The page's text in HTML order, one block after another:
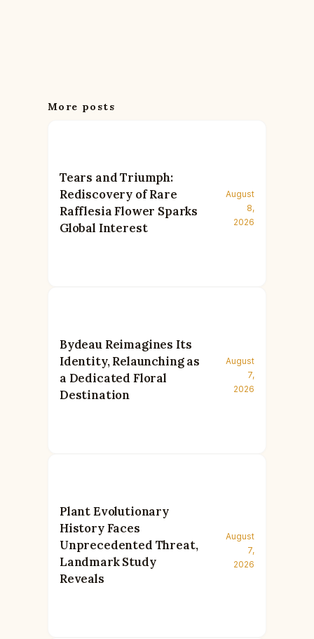
More posts
Tears and Triumph:
Rediscovery of Rare
Rafflesia Flower Sparks
Global Interest
August
8,
2026
Bydeau Reimagines Its
Identity, Relaunching as
a Dedicated Floral
Destination
August
7,
2026
Plant Evolutionary
History Faces
Unprecedented Threat,
Landmark Study
Reveals
August
7,
2026